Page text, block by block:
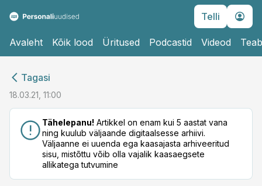
Telli
Avaleht Kõik lood Üritused Podcastid Videod
Tagasi
18.03.21, 11:00
Tähelepanu! Artikkel on enam kui 5 aastat vana
ning kuulub väljaande digitaalsesse arhiivi.
Väljaanne ei uuenda ega kaasajasta arhiveeritud
sisu, mistõttu võib olla vajalik kaasaegsete
allikatega tutvumine